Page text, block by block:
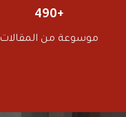
+490
موسوعة من المقالات